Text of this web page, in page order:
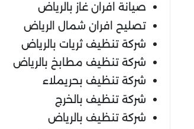
صيانة افران غاز بالرياض
تصليح افران شمال الرياض
شركة تنظيف ثريات بالرياض
شركة تنظيف مطابخ بالرياض
شركة تنظيف بحريملاء
شركة تنظيف بالخرج
شركة تنظيف بالرياض